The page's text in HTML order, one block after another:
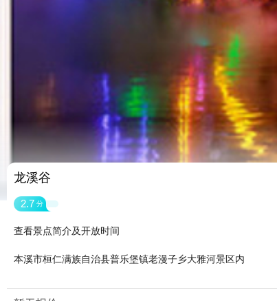
龙溪谷
2.7 分
查看景点简介及开放时间
本溪市桓仁满族自治县普乐堡镇老漫子乡大雅河景区内